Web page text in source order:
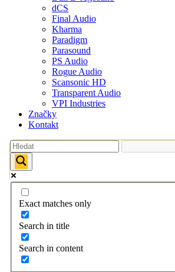
dCS
Final Audio
Kharma
Paradigm
Parasound
PS Audio
Rogue Audio
Scansonic HD
Transparent Audio
VPI Industries
Značky
Kontakt
Exact matches only
Search in title
Search in content